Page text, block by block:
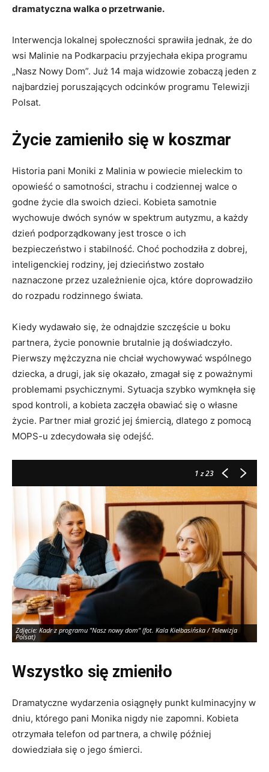
dramatyczna walka o przetrwanie.
Interwencja lokalnej społeczności sprawiła jednak, że do
wsi Malinie na Podkarpaciu przyjechała ekipa programu
„Nasz Nowy Dom”. Już 14 maja widzowie zobaczą jeden z
najbardziej poruszających odcinków programu Telewizji
Polsat.
Życie zamieniło się w koszmar
Historia pani Moniki z Malinia w powiecie mieleckim to
opowieść o samotności, strachu i codziennej walce o
godne życie dla swoich dzieci. Kobieta samotnie
wychowuje dwóch synów w spektrum autyzmu, a każdy
dzień podporządkowany jest trosce o ich
bezpieczeństwo i stabilność. Choć pochodziła z dobrej,
inteligenckiej rodziny, jej dzieciństwo zostało
naznaczone przez uzależnienie ojca, które doprowadziło
do rozpadu rodzinnego świata.
Kiedy wydawało się, że odnajdzie szczęście u boku
partnera, życie ponownie brutalnie ją doświadczyło.
Pierwszy mężczyzna nie chciał wychowywać wspólnego
dziecka, a drugi, jak się okazało, zmagał się z poważnymi
problemami psychicznymi. Sytuacja szybko wymknęła się
spod kontroli, a kobieta zaczęła obawiać się o własne
życie. Partner miał grozić jej śmiercią, dlatego z pomocą
MOPS-u zdecydowała się odejść.
1z 23
Zdjęcie: Kadr z programu "Nasz nowy dom" (fot. Kala Kiełbasińska / Telewizja
Polsat)
Wszystko się zmieniło
Dramatyczne wydarzenia osiągnęły punkt kulminacyjny w
dniu, którego pani Monika nigdy nie zapomni. Kobieta
otrzymała telefon od partnera, a chwilę później
dowiedziała się o jego śmierci.